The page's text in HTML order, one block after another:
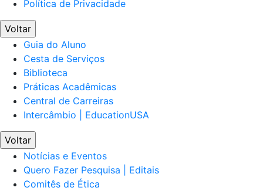
Política de Privacidade
Voltar
Guia do Aluno
Cesta de Serviços
Biblioteca
Práticas Acadêmicas
Central de Carreiras
Intercâmbio | EducationUSA
Voltar
Notícias e Eventos
Quero Fazer Pesquisa | Editais
Comitês de Ética